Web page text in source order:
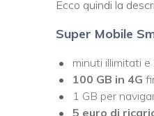
Ecco quindi la
Super Mobile
minuti illimitati
100 GB in 4G
1 GB per
5 euro di